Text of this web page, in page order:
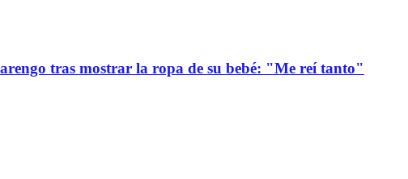
tras mostrar la ropa de su bebé: "Me reí tanto"